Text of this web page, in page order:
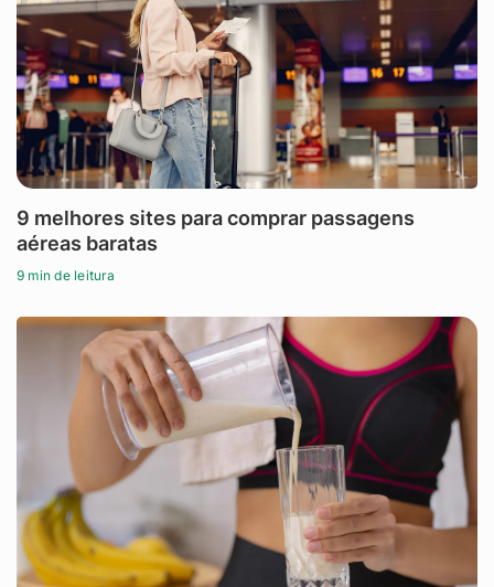
9 melhores sites para comprar passagens
aéreas baratas
9 min de leitura